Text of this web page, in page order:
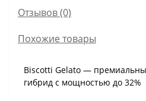
Отзывов (0)
Похожие товары
Biscotti Gelato —
гибрид с мощностью до 32%